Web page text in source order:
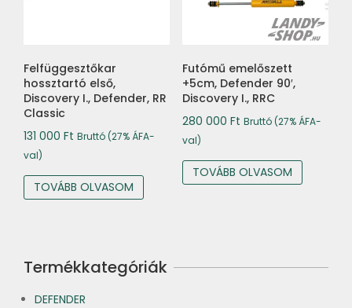
Felfüggesztőkar
hossztartó első,
Discovery I., Defender, RR
Classic
131 000 Ft Bruttó (27% ÁFA-
val)
TOVÁBB OLVASOM
Futómű emelőszett
+5cm, Defender 90′,
Discovery I., RRC
280 000 Ft Bruttó (27% ÁFA-
val)
TOVÁBB OLVASOM
Termékkategóriák
DEFENDER